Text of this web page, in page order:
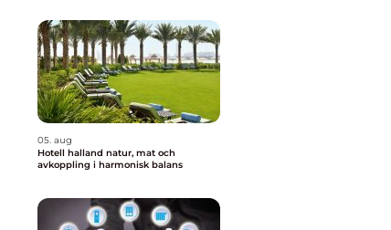
05. aug
Hotell halland natur, mat och
avkoppling i harmonisk balans